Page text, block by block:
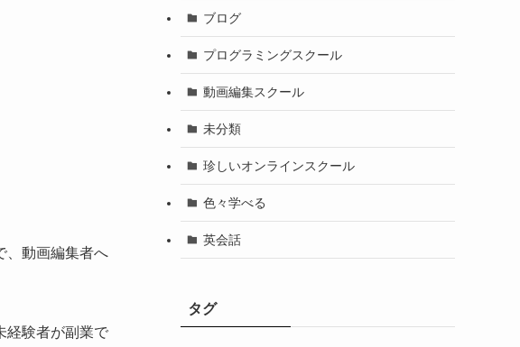
、動画編集者へ
経験者が副業で
ブログ
プログラミングスクール
動画編集スクール
未分類
珍しいオンラインスクール
色々学べる
英会話
タグ